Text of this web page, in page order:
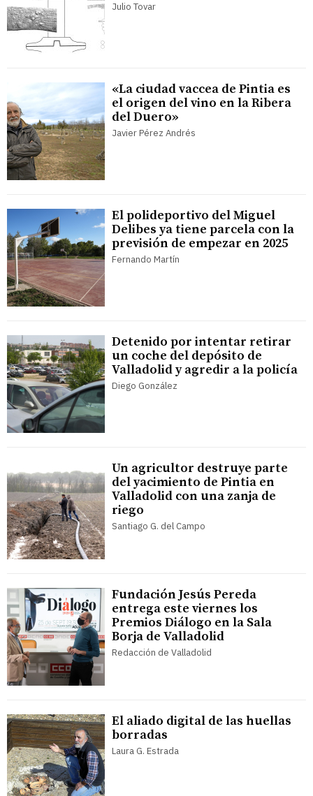
Julio Tovar
«La ciudad vaccea de Pintia es
el origen del vino en la Ribera
del Duero»
Javier Pérez Andrés
El polideportivo del Miguel
Delibes ya tiene parcela con la
previsión de empezar en 2025
Fernando Martín
Detenido por intentar retirar
un coche del depósito de
Valladolid y agredir a la policía
Diego González
Un agricultor destruye parte
del yacimiento de Pintia en
Valladolid con una zanja de
riego
Santiago G. del Campo
Fundación Jesús Pereda
entrega este viernes los
Premios Diálogo en la Sala
Borja de Valladolid
Redacción de Valladolid
El aliado digital de las huellas
borradas
Laura G. Estrada